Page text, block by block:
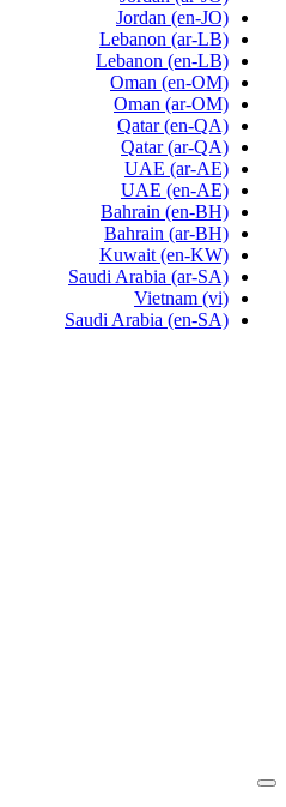
Jordan (en-JO)
Lebanon (ar-LB)
Lebanon (en-LB)
Oman (en-OM)
Oman (ar-OM)
Qatar (en-QA)
Qatar (ar-QA)
UAE (ar-AE)
UAE (en-AE)
Bahrain (en-BH)
Bahrain (ar-BH)
Kuwait (en-KW)
Saudi Arabia (ar-SA)
Vietnam (vi)
Saudi Arabia (en-SA)